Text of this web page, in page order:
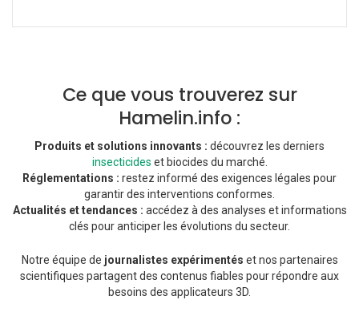
Ce que vous trouverez sur
Hamelin.info :
Produits et solutions innovants : découvrez les derniers
insecticides et biocides du marché.
Réglementations : restez informé des exigences légales pour
garantir des interventions conformes.
Actualités et tendances : accédez à des analyses et informations
clés pour anticiper les évolutions du secteur.
Notre équipe de journalistes expérimentés et nos partenaires
scientifiques partagent des contenus fiables pour répondre aux
besoins des applicateurs 3D.